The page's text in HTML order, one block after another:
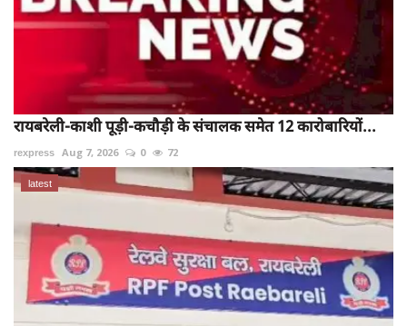
रायबरेली-काशी पूड़ी-कचौड़ी के संचालक समेत 12 कारोबारियों...
rexpress Aug 7, 2026 0 72
latest